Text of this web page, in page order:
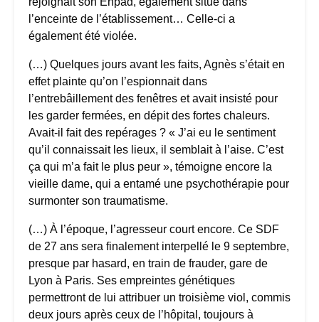
l’enceinte de l’établissement… Celle-ci a
également été violée.
(…) Quelques jours avant les faits, Agnès s’était en
effet plainte qu’on l’espionnait dans
l’entrebâillement des fenêtres et avait insisté pour
les garder fermées, en dépit des fortes chaleurs.
Avait-il fait des repérages ? « J’ai eu le sentiment
qu’il connaissait les lieux, il semblait à l’aise. C’est
ça qui m’a fait le plus peur », témoigne encore la
vieille dame, qui a entamé une psychothérapie pour
surmonter son traumatisme.
(…) À l’époque, l’agresseur court encore. Ce SDF
de 27 ans sera finalement interpellé le 9 septembre,
presque par hasard, en train de frauder, gare de
Lyon à Paris. Ses empreintes génétiques
permettront de lui attribuer un troisième viol, commis
deux jours après ceux de l’hôpital, toujours à